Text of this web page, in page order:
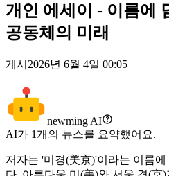
개인 에세이 - 이름에
공동체의 미래
게시 2026년 6월 4일 00:05
newming AI
AI가 1개의 뉴스를 요약했어요.
저자는 '미경(美京)'이라는 이름